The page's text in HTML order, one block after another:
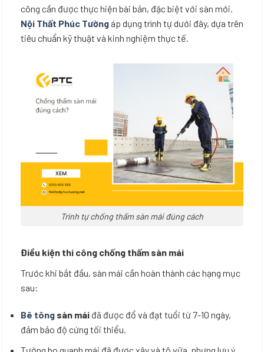
công cần được thực hiện bài bản, đặc biệt với sàn mới.
Nội Thất Phúc Tường áp dụng trình tự dưới đây, dựa trên
tiêu chuẩn kỹ thuật và kinh nghiệm thực tế.
Trình tự chống thấm sàn mái đúng cách
Điều kiện thi công chống thấm sàn mái
Trước khi bắt đầu, sàn mái cần hoàn thành các hạng mục
sau:
Bê tông sàn mái đã được đổ và đạt tuổi từ 7-10 ngày,
đảm bảo độ cứng tối thiểu.
Tường bo quanh mái đã được xây và tô vữa, nhưng lưu ý